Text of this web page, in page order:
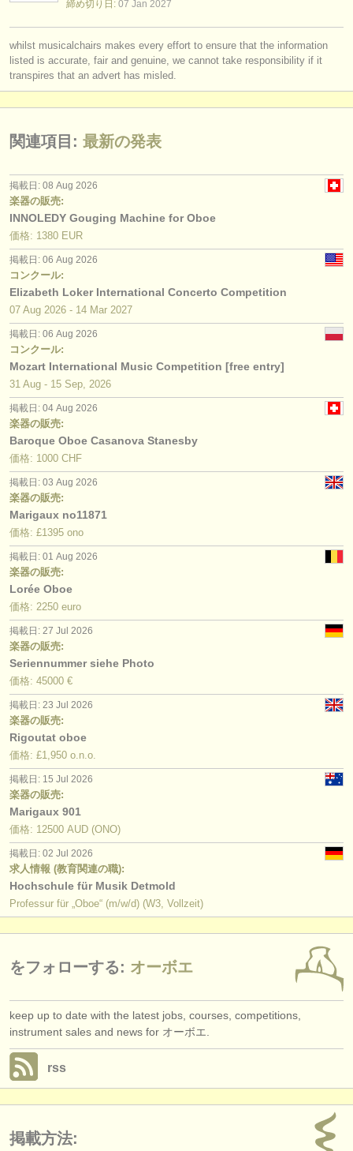
締め切り日: 07 Jan 2027
whilst musicalchairs makes every effort to ensure that the information
listed is accurate, fair and genuine, we cannot take responsibility if it
transpires that an advert has misled.
関連項目: 最新の発表
掲載日: 08 Aug 2026
楽器の販売:
INNOLEDY Gouging Machine for Oboe
価格: 1380 EUR
掲載日: 06 Aug 2026
コンクール:
Elizabeth Loker International Concerto Competition
07 Aug 2026 - 14 Mar 2027
掲載日: 06 Aug 2026
コンクール:
Mozart International Music Competition [free entry]
31 Aug - 15 Sep, 2026
掲載日: 04 Aug 2026
楽器の販売:
Baroque Oboe Casanova Stanesby
価格: 1000 CHF
掲載日: 03 Aug 2026
楽器の販売:
Marigaux no11871
価格: £1395 ono
掲載日: 01 Aug 2026
楽器の販売:
Lorée Oboe
価格: 2250 euro
掲載日: 27 Jul 2026
楽器の販売:
Seriennummer siehe Photo
価格: 45000 €
掲載日: 23 Jul 2026
楽器の販売:
Rigoutat oboe
価格: £1,950 o.n.o.
掲載日: 15 Jul 2026
楽器の販売:
Marigaux 901
価格: 12500 AUD (ONO)
掲載日: 02 Jul 2026
求人情報 (教育関連の職):
Hochschule für Musik Detmold
Professur für „Oboe“ (m/w/d) (W3, Vollzeit)
をフォローする: オーボエ
keep up to date with the latest jobs, courses, competitions,
instrument sales and news for オーボエ.
rss
掲載方法: